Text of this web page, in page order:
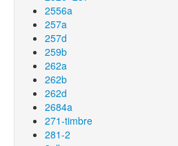
2556a
257a
257d
259b
262a
262b
262d
2684a
271-timbre
281-2